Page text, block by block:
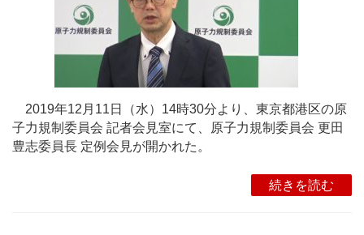
2019年12月11日（水）14時30分より、東京都港区の原
子力規制委員会 記者会見室にて、原子力規制委員会 更田
豊志委員長 定例会見が開かれた。
続きを読む